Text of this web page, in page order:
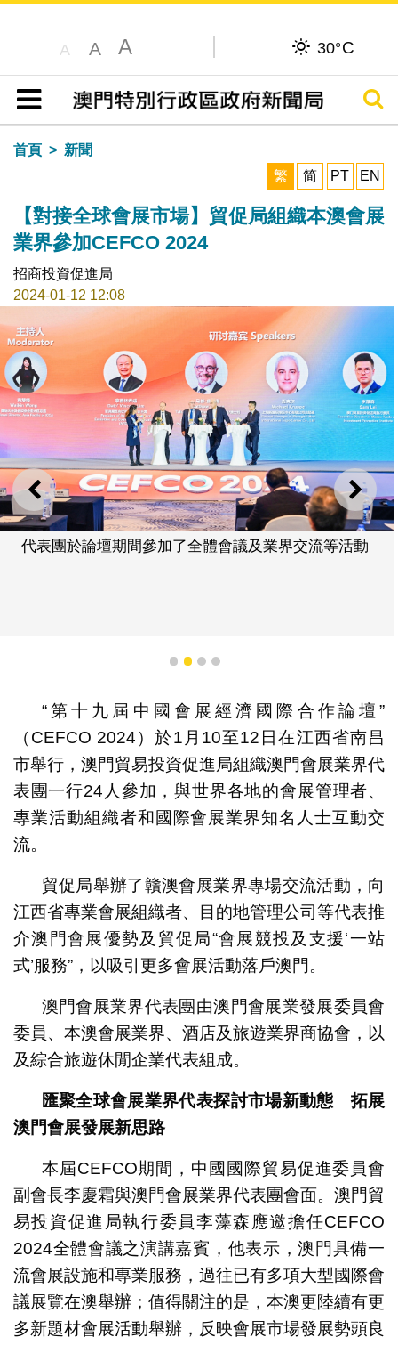
A A A 30°C
目錄
搜尋
首頁
新聞
繁
简 PT EN
【對接全球會展市場】貿促局組織本澳會展
業界參加CEFCO 2024
招商投資促進局
2024-01-12 12:08
上一則 下一
代表團於論壇期間參加了全體會議及業界交流等活動
1 2 3 4
“第十九屆中國會展經濟國際合作論壇”
（CEFCO 2024）於1月10至12日在江西省南昌
市舉行，澳門貿易投資促進局組織澳門會展業界代
表團一行24人參加，與世界各地的會展管理者、
專業活動組織者和國際會展業界知名人士互動交
流。
貿促局舉辦了贛澳會展業界專場交流活動，向
江西省專業會展組織者、目的地管理公司等代表推
介澳門會展優勢及貿促局“會展競投及支援‘一站
式’服務”，以吸引更多會展活動落戶澳門。
澳門會展業界代表團由澳門會展業發展委員會
委員、本澳會展業界、酒店及旅遊業界商協會，以
及綜合旅遊休閒企業代表組成。
匯聚全球會展業界代表探討市場新動態 拓展
澳門會展發展新思路
本屆CEFCO期間，中國國際貿易促進委員會
副會長李慶霜與澳門會展業界代表團會面。澳門貿
易投資促進局執行委員李藻森應邀擔任CEFCO
2024全體會議之演講嘉賓，他表示，澳門具備一
流會展設施和專業服務，過往已有多項大型國際會
議展覽在澳舉辦；值得關注的是，本澳更陸續有更
多新題材會展活動舉辦，反映會展市場發展勢頭良